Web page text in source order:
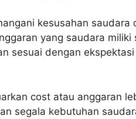
kesusahan saudara
yang saudara
sesuai dengan
cost atau anggaran
segala kebutuhan